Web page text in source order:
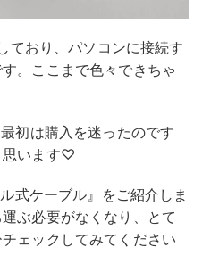
ており、パソコンに接続す
。ここまで色々できちゃ
初は購入を迷ったのです
思います♡
式ケーブル』をご紹介しま
ぶ必要がなくなり、とて
ェックしてみてください